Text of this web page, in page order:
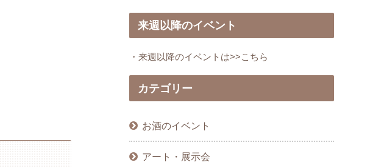
来週以降のイベント
・来週以降のイベントは>>こちら
カテゴリー
お酒のイベント
アート・展示会